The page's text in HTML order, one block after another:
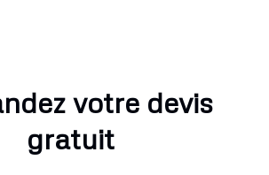
votre devis
gratuit